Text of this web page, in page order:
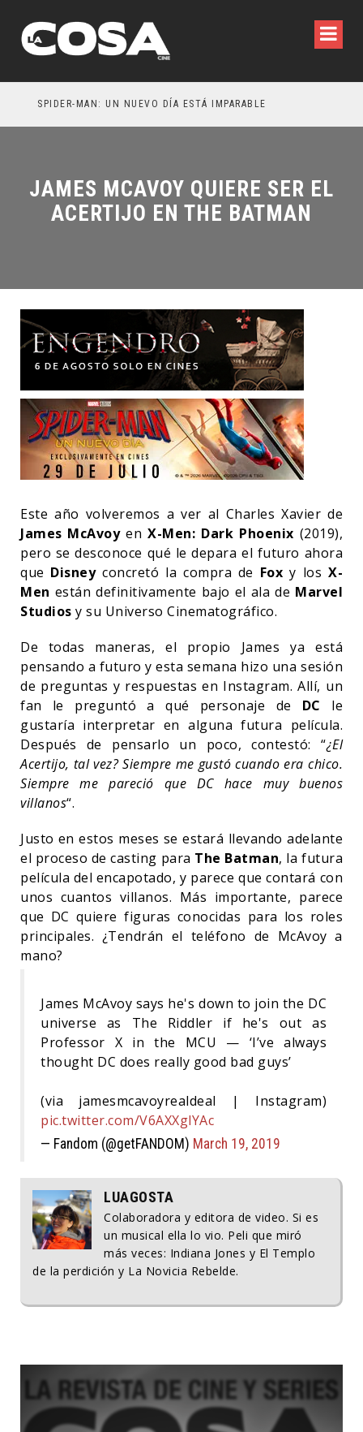
SPIDER-MAN: UN NUEVO DÍA ESTÁ IMPARABLE
JAMES MCAVOY QUIERE SER EL
ACERTIJO EN THE BATMAN
Este año volveremos a ver al Charles Xavier de
James McAvoyenX-Men: Dark Phoenix (2019),
pero se desconoce qué le depara el futuro ahora
que Disneyconcretó la compra de Fox y losX-
Men están definitivamente bajo el ala de Marvel
Studios y su Universo Cinematográfico.
De todas maneras, el propio James ya está
pensando a futuro y esta semana hizo una sesión
de preguntas y respuestas en Instagram. Allí, un
fan le preguntó a qué personaje de DC le
gustaría interpretar en alguna futura película.
Después de pensarlo un poco, contestó: “¿El
Acertijo, tal vez? Siempre me gustó cuando era chico.
Siempre me pareció que DC hace muy buenos
villanos“.
Justo en estos meses se estará llevando adelante
el proceso de casting para The Batman, la futura
película del encapotado, y parece que contará con
unos cuantos villanos. Más importante, parece
que DC quiere figuras conocidas para los roles
principales. ¿Tendrán el teléfono de McAvoy a
mano?
James McAvoy says he's down to join the DC
universe as The Riddler if he's out as
Professor X in the MCU — ‘I’ve always
thought DC does really good bad guys’
(via jamesmcavoyrealdeal | Instagram)
pic.twitter.com/V6AXXglYAc
— Fandom (@getFANDOM) March 19, 2019
LUAGOSTA
Colaboradora y editora de video. Si es
un musical ella lo vio. Peli que miró
más veces: Indiana Jones y El Templo
de la perdición y La Novicia Rebelde.